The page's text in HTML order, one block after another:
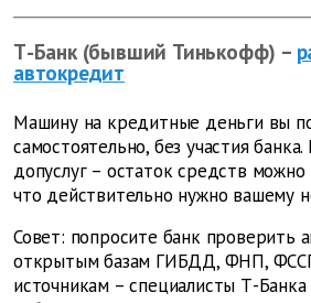
Т-Банк (бывший Тинькофф) –
автокредит
Машину на кредитные деньги вы
самостоятельно, без участия
допуслуг – остаток средств
что действительно нужно вашему
Совет: попросите банк проверить
открытым базам ГИБДД, ФНП,
источникам – специалисты Т-